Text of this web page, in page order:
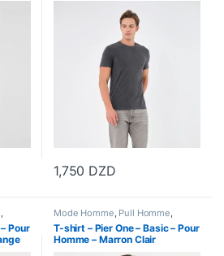
Les options peuvent être
1,750 DZD
Ce produit a plusieurs
,
Pour
Mode Homme, Pull Homme,
Vetements Homme
T-shirt – Pier One – Basic – Pour
Homme – Marron Clair